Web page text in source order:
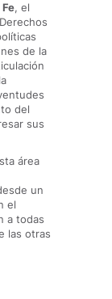
, el
de la
del
sus
área
un
el
a todas
las otras